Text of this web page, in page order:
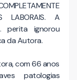
LABORAIS. A
ignorou
da Autora.
com 66 anos
patologias